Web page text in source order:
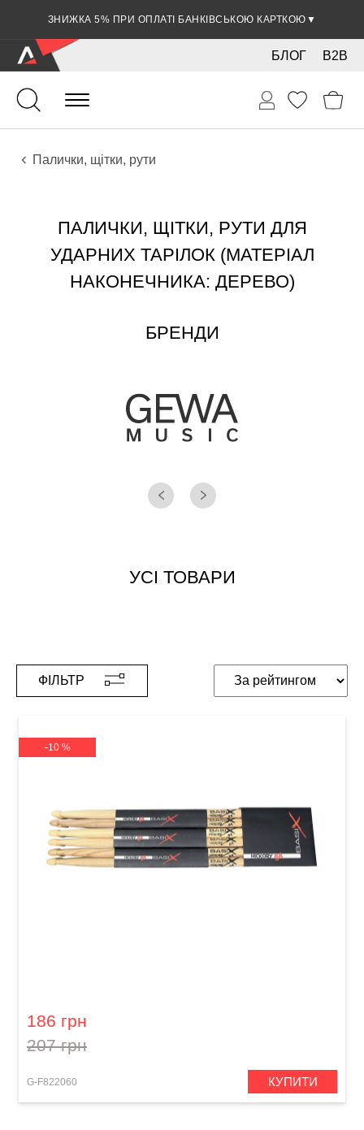
ЗНИЖКА 5% ПРИ ОПЛАТІ БАНКІВСЬКОЮ КАРТКОЮ ▼
B2B
БЛОГ
Ударні
Тарілки
Аксесуари
Палички, щітки, рути
ПАЛИЧКИ, ЩІТКИ, РУТИ ДЛЯ
УДАРНИХ ТАРІЛОК (МАТЕРІАЛ
НАКОНЕЧНИКА: ДЕРЕВО)
БРЕНДИ
УСІ ТОВАРИ
ФІЛЬТР
-10 %
186 грн
207 грн
G-F822060 КУПИТИ